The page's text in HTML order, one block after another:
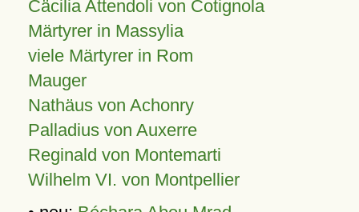
Cäcilia Attendoli von Cotignola
Märtyrer in Massylia
viele Märtyrer in Rom
Mauger
Nathäus von Achonry
Palladius von Auxerre
Reginald von Montemarti
Wilhelm VI. von Montpellier